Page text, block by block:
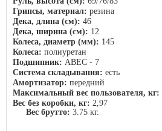
Грипсы, материал: резина
Дека, длина (см): 46
Дека, ширина (см): 12
Колеса, диаметр (мм): 145
Колеса: полиуретан
Подшипник: ABEC - 7
Система складывания: есть
Амортизатор: передний
Максимальный вес пользователя, кг:
Вес без коробки, кг: 2,97
Вес брутто: 3.75 кг.